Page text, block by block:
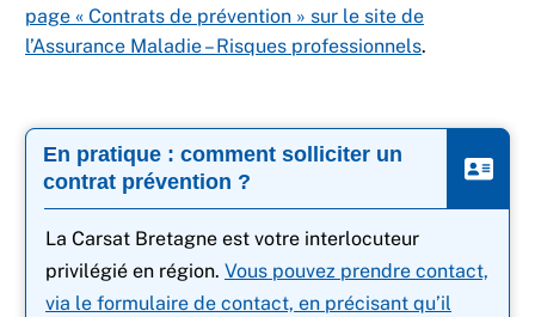
page « Contrats de prévention » sur le site de
l’Assurance Maladie – Risques professionnels.
En pratique : comment solliciter un
contrat prévention ?
La Carsat Bretagne est votre interlocuteur
privilégié en région. Vous pouvez prendre contact,
via le formulaire de contact, en précisant qu’il